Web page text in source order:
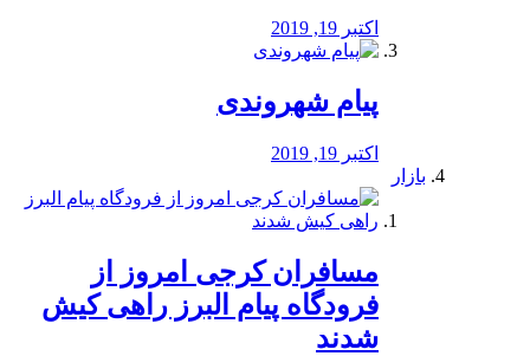
اکتبر 19, 2019
پیام شهروندی
اکتبر 19, 2019
بازار
مسافران کرجی امروز از
فرودگاه پیام البرز راهی کیش
شدند